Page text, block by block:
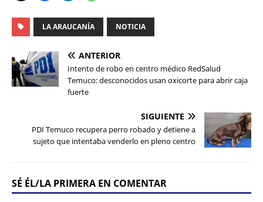
LA ARAUCANÍA NOTICIA
ANTERIOR
Intento de robo en centro médico RedSalud
Temuco: desconocidos usan oxicorte para abrir caja
fuerte
SIGUIENTE
PDI Temuco recupera perro robado y detiene a
sujeto que intentaba venderlo en pleno centro
SÉ ÉL/LA PRIMERA EN COMENTAR